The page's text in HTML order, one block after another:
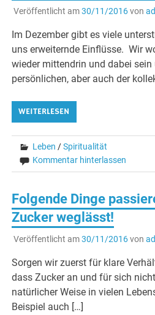
Veröffentlicht am30/11/2016von
Im Dezember gibt es viele
uns erweiternde Einflüsse. Wir
wieder mittendrin und dabei
persönlichen, aber auch der
WEITERLESEN
Leben /Spiritualität
Kommentar hinterlassen
Folgende Dinge
Zucker weglässt!
Veröffentlicht am30/11/2016von
Sorgen wir zuerst für klare
dass Zucker an und für sich
natürlicher Weise in vielen
Beispiel auch […]